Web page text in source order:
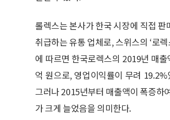
롤렉스는 본사가 한국 시장에 직접
취급하는 유통 업체로, 스위스의 ‘로
에 따르면 한국로렉스의 2019년 매
억 원으로, 영업이익률이 무려
그러나 2015년부터 매출액이 폭증하
가 크게 늘었음을 의미한다.